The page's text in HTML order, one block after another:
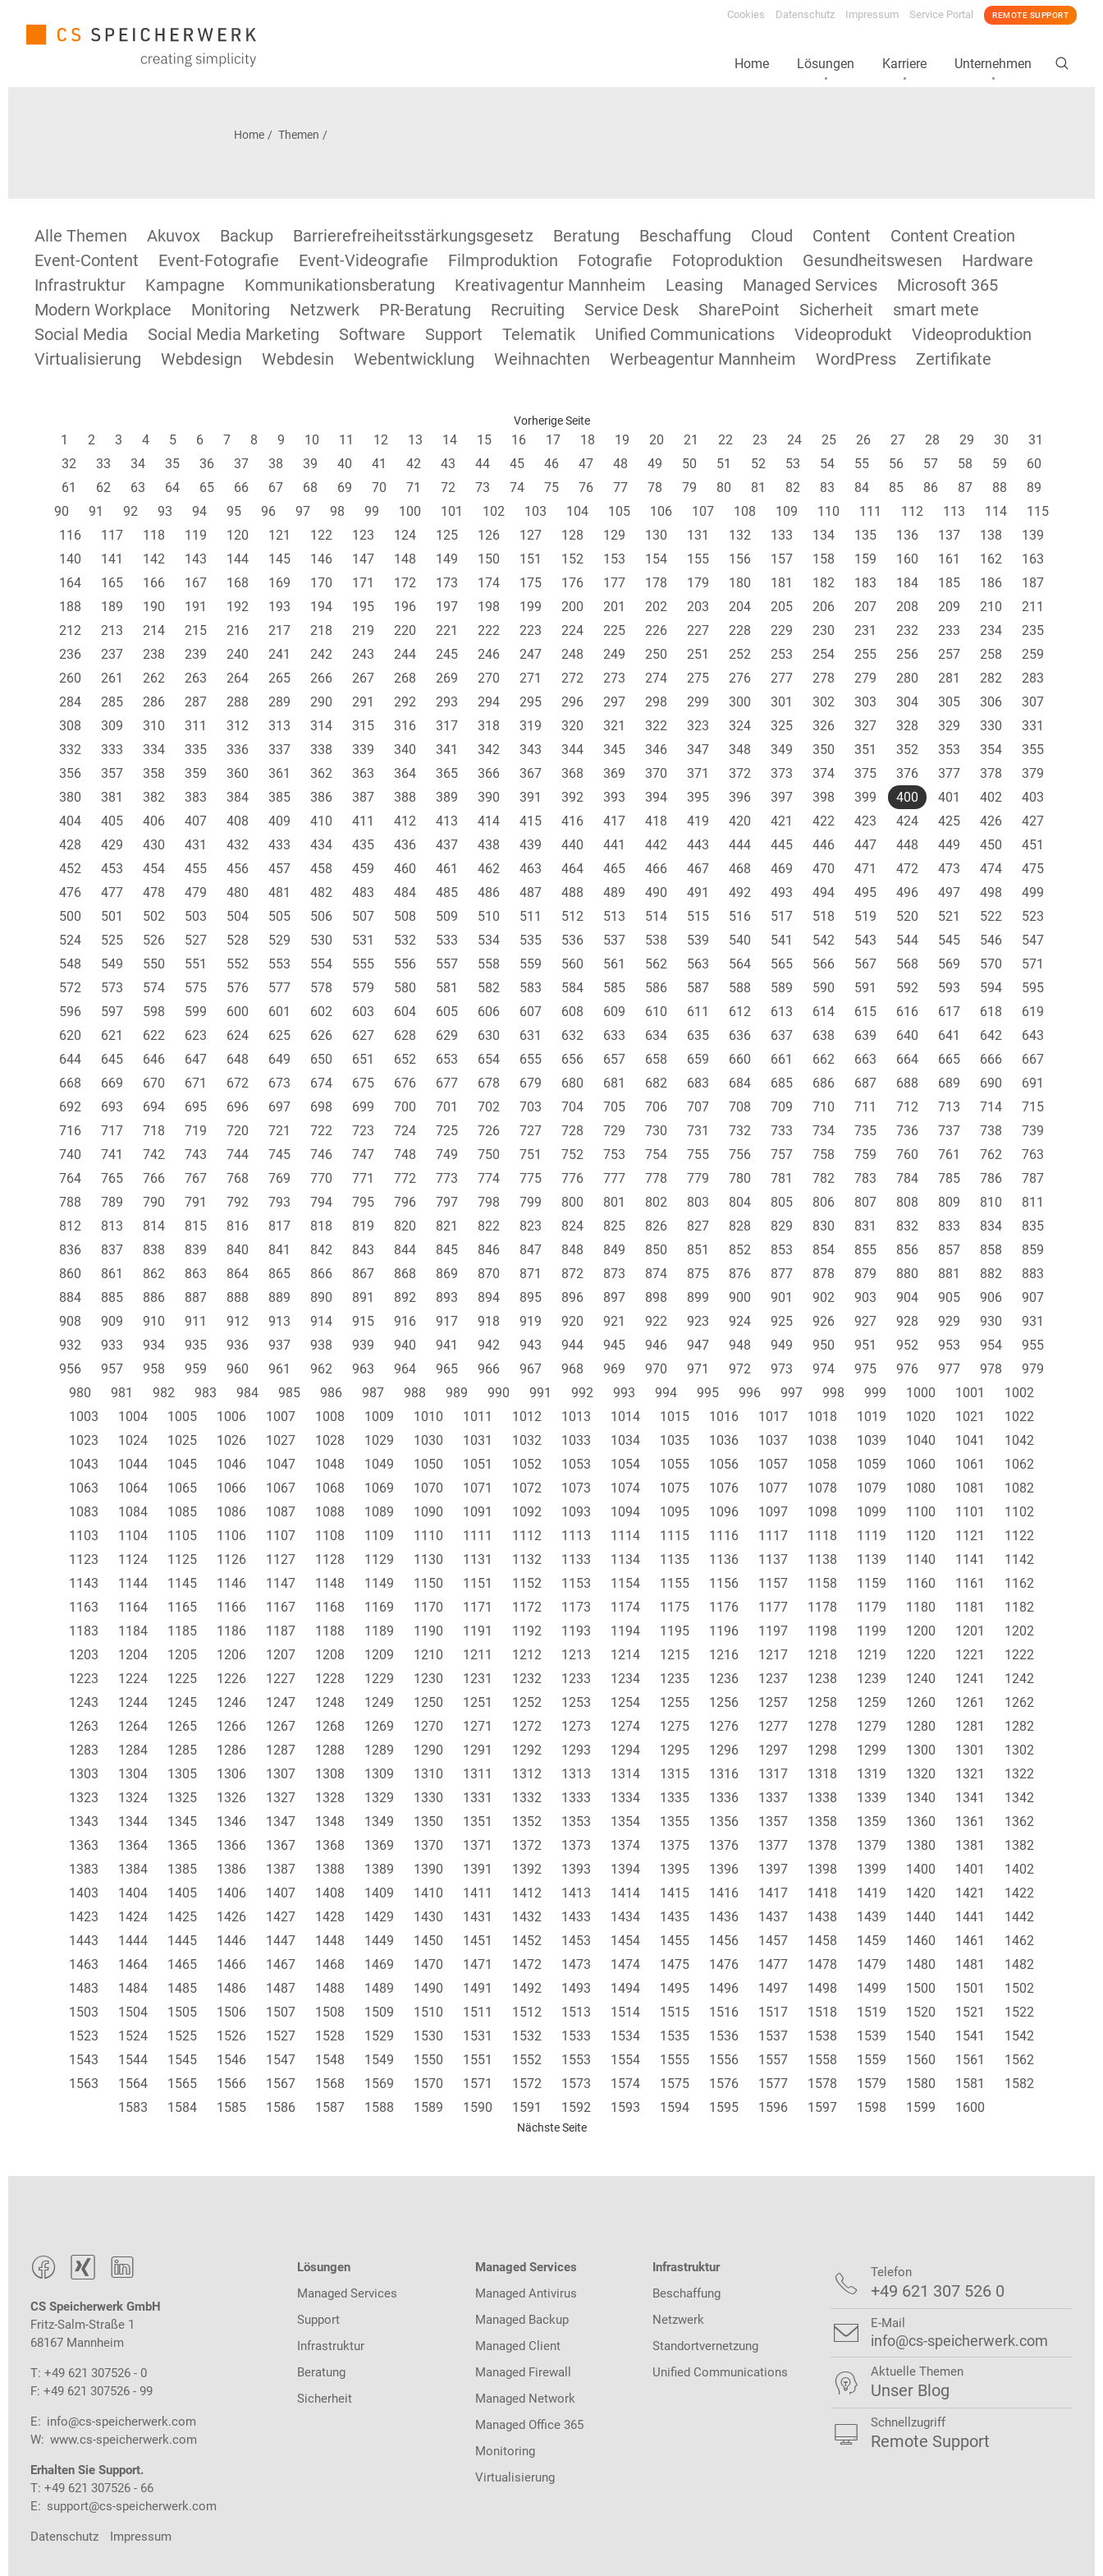
Cookies Datenschutz Impressum Service Portal REMOTE SUPPORT
Home Lösungen Karriere Unternehmen
Home Themen
Alle Themen Akuvox Backup Barrierefreiheitsstärkungsgesetz Beratung Beschaffung Cloud Content
Content Creation
Event-Content
Event-Fotografie Event-Videografie Filmproduktion Fotografie Fotoproduktion Gesundheitswesen
Hardware
Infrastruktur
Kampagne Kommunikationsberatung Kreativagentur Mannheim Leasing Managed Services
Microsoft 365
Modern Workplace
Monitoring Netzwerk PR-Beratung Recruiting Service Desk SharePoint Sicherheit
smart mete
Social Media
Social Media Marketing Software Support Telematik Unified Communications Videoprodukt
Videoproduktion
Virtualisierung
Webdesign Webdesin Webentwicklung Weihnachten Werbeagentur Mannheim WordPress Zertifikate
Vorherige Seite
1 2 3 4 5 6 7 8 9 10 11 12 13 14 15 16 17 18 19 20 21 22 23 24 25 26 27 28 29 30
31
32
33 34 35 36 37 38 39 40 41 42 43 44 45 46 47 48 49 50 51 52 53 54 55 56 57 58 59
60
61
62 63 64 65 66 67 68 69 70 71 72 73 74 75 76 77 78 79 80 81 82 83 84 85 86 87 88
89
90
91 92 93 94 95 96 97 98 99 100 101 102 103 104 105 106 107 108 109 110 111 112 113 114
115
116
117 118 119 120 121 122 123 124 125 126 127 128 129 130 131 132 133 134 135 136 137 138
139
140
141 142 143 144 145 146 147 148 149 150 151 152 153 154 155 156 157 158 159 160 161 162
163
164
165 166 167 168 169 170 171 172 173 174 175 176 177 178 179 180 181 182 183 184 185 186
187
188
189 190 191 192 193 194 195 196 197 198 199 200 201 202 203 204 205 206 207 208 209 210
211
212
213 214 215 216 217 218 219 220 221 222 223 224 225 226 227 228 229 230 231 232 233 234
235
236
237 238 239 240 241 242 243 244 245 246 247 248 249 250 251 252 253 254 255 256 257 258
259
260
261 262 263 264 265 266 267 268 269 270 271 272 273 274 275 276 277 278 279 280 281 282
283
284
285 286 287 288 289 290 291 292 293 294 295 296 297 298 299 300 301 302 303 304 305 306
307
308
309 310 311 312 313 314 315 316 317 318 319 320 321 322 323 324 325 326 327 328 329 330
331
332
333 334 335 336 337 338 339 340 341 342 343 344 345 346 347 348 349 350 351 352 353 354
355
356
357 358 359 360 361 362 363 364 365 366 367 368 369 370 371 372 373 374 375 376 377 378
379
380
381 382 383 384 385 386 387 388 389 390 391 392 393 394 395 396 397 398 399 400 401 402
403
404
405 406 407 408 409 410 411 412 413 414 415 416 417 418 419 420 421 422 423 424 425 426
427
428
429 430 431 432 433 434 435 436 437 438 439 440 441 442 443 444 445 446 447 448 449 450
451
452
453 454 455 456 457 458 459 460 461 462 463 464 465 466 467 468 469 470 471 472 473 474
475
476
477 478 479 480 481 482 483 484 485 486 487 488 489 490 491 492 493 494 495 496 497 498
499
500
501 502 503 504 505 506 507 508 509 510 511 512 513 514 515 516 517 518 519 520 521 522
523
524
525 526 527 528 529 530 531 532 533 534 535 536 537 538 539 540 541 542 543 544 545 546
547
548
549 550 551 552 553 554 555 556 557 558 559 560 561 562 563 564 565 566 567 568 569 570
571
572
573 574 575 576 577 578 579 580 581 582 583 584 585 586 587 588 589 590 591 592 593 594
595
596
597 598 599 600 601 602 603 604 605 606 607 608 609 610 611 612 613 614 615 616 617 618
619
620
621 622 623 624 625 626 627 628 629 630 631 632 633 634 635 636 637 638 639 640 641 642
643
644
645 646 647 648 649 650 651 652 653 654 655 656 657 658 659 660 661 662 663 664 665 666
667
668
669 670 671 672 673 674 675 676 677 678 679 680 681 682 683 684 685 686 687 688 689 690
691
692
693 694 695 696 697 698 699 700 701 702 703 704 705 706 707 708 709 710 711 712 713 714
715
716
717 718 719 720 721 722 723 724 725 726 727 728 729 730 731 732 733 734 735 736 737 738
739
740
741 742 743 744 745 746 747 748 749 750 751 752 753 754 755 756 757 758 759 760 761 762
763
764
765 766 767 768 769 770 771 772 773 774 775 776 777 778 779 780 781 782 783 784 785 786
787
788
789 790 791 792 793 794 795 796 797 798 799 800 801 802 803 804 805 806 807 808 809 810
811
812
813 814 815 816 817 818 819 820 821 822 823 824 825 826 827 828 829 830 831 832 833 834
835
836
837 838 839 840 841 842 843 844 845 846 847 848 849 850 851 852 853 854 855 856 857 858
859
860
861 862 863 864 865 866 867 868 869 870 871 872 873 874 875 876 877 878 879 880 881 882
883
884
885 886 887 888 889 890 891 892 893 894 895 896 897 898 899 900 901 902 903 904 905 906
907
908
909 910 911 912 913 914 915 916 917 918 919 920 921 922 923 924 925 926 927 928 929 930
931
932
933 934 935 936 937 938 939 940 941 942 943 944 945 946 947 948 949 950 951 952 953 954
955
956
957 958 959 960 961 962 963 964 965 966 967 968 969 970 971 972 973 974 975 976 977 978
979
980
981 982 983 984 985 986 987 988 989 990 991 992 993 994 995 996 997 998 999 1000 1001
1002
1003
1004 1005 1006 1007 1008 1009 1010 1011 1012 1013 1014 1015 1016 1017 1018 1019 1020 1021
1022
1023
1024 1025 1026 1027 1028 1029 1030 1031 1032 1033 1034 1035 1036 1037 1038 1039 1040 1041
1042
1043
1044 1045 1046 1047 1048 1049 1050 1051 1052 1053 1054 1055 1056 1057 1058 1059 1060 1061
1062
1063
1064 1065 1066 1067 1068 1069 1070 1071 1072 1073 1074 1075 1076 1077 1078 1079 1080 1081
1082
1083
1084 1085 1086 1087 1088 1089 1090 1091 1092 1093 1094 1095 1096 1097 1098 1099 1100 1101
1102
1103
1104 1105 1106 1107 1108 1109 1110 1111 1112 1113 1114 1115 1116 1117 1118 1119 1120 1121
1122
1123
1124 1125 1126 1127 1128 1129 1130 1131 1132 1133 1134 1135 1136 1137 1138 1139 1140 1141
1142
1143
1144 1145 1146 1147 1148 1149 1150 1151 1152 1153 1154 1155 1156 1157 1158 1159 1160 1161
1162
1163
1164 1165 1166 1167 1168 1169 1170 1171 1172 1173 1174 1175 1176 1177 1178 1179 1180 1181
1182
1183
1184 1185 1186 1187 1188 1189 1190 1191 1192 1193 1194 1195 1196 1197 1198 1199 1200 1201
1202
1203
1204 1205 1206 1207 1208 1209 1210 1211 1212 1213 1214 1215 1216 1217 1218 1219 1220 1221
1222
1223
1224 1225 1226 1227 1228 1229 1230 1231 1232 1233 1234 1235 1236 1237 1238 1239 1240 1241
1242
1243
1244 1245 1246 1247 1248 1249 1250 1251 1252 1253 1254 1255 1256 1257 1258 1259 1260 1261
1262
1263
1264 1265 1266 1267 1268 1269 1270 1271 1272 1273 1274 1275 1276 1277 1278 1279 1280 1281
1282
1283
1284 1285 1286 1287 1288 1289 1290 1291 1292 1293 1294 1295 1296 1297 1298 1299 1300 1301
1302
1303
1304 1305 1306 1307 1308 1309 1310 1311 1312 1313 1314 1315 1316 1317 1318 1319 1320 1321
1322
1323
1324 1325 1326 1327 1328 1329 1330 1331 1332 1333 1334 1335 1336 1337 1338 1339 1340 1341
1342
1343
1344 1345 1346 1347 1348 1349 1350 1351 1352 1353 1354 1355 1356 1357 1358 1359 1360 1361
1362
1363
1364 1365 1366 1367 1368 1369 1370 1371 1372 1373 1374 1375 1376 1377 1378 1379 1380 1381
1382
1383
1384 1385 1386 1387 1388 1389 1390 1391 1392 1393 1394 1395 1396 1397 1398 1399 1400 1401
1402
1403
1404 1405 1406 1407 1408 1409 1410 1411 1412 1413 1414 1415 1416 1417 1418 1419 1420 1421
1422
1423
1424 1425 1426 1427 1428 1429 1430 1431 1432 1433 1434 1435 1436 1437 1438 1439 1440 1441
1442
1443
1444 1445 1446 1447 1448 1449 1450 1451 1452 1453 1454 1455 1456 1457 1458 1459 1460 1461
1462
1463
1464 1465 1466 1467 1468 1469 1470 1471 1472 1473 1474 1475 1476 1477 1478 1479 1480 1481
1482
1483
1484 1485 1486 1487 1488 1489 1490 1491 1492 1493 1494 1495 1496 1497 1498 1499 1500 1501
1502
1503
1504 1505 1506 1507 1508 1509 1510 1511 1512 1513 1514 1515 1516 1517 1518 1519 1520 1521
1522
1523
1524 1525 1526 1527 1528 1529 1530 1531 1532 1533 1534 1535 1536 1537 1538 1539 1540 1541
1542
1543
1544 1545 1546 1547 1548 1549 1550 1551 1552 1553 1554 1555 1556 1557 1558 1559 1560 1561
1562
1563
1564 1565 1566 1567 1568 1569 1570 1571 1572 1573 1574 1575 1576 1577 1578 1579 1580 1581
1582
1583
1584 1585 1586 1587 1588 1589 1590 1591 1592 1593 1594 1595 1596 1597 1598 1599 1600
Nächste Seite
  
CS Speicherwerk GmbH
Fritz-Salm-Straße 1
68167 Mannheim
T: +49 621 307526 - 0
F: +49 621 307526 - 99
E: info@cs-speicherwerk.com
W: www.cs-speicherwerk.com
Erhalten Sie Support.
T: +49 621 307526 - 66
E: support@cs-speicherwerk.com
Datenschutz Impressum
Lösungen
Managed Services
Support
Infrastruktur
Beratung
Sicherheit
Managed Services
Managed Antivirus
Managed Backup
Managed Client
Managed Firewall
Managed Network
Managed Office 365
Monitoring
Virtualisierung
Infrastruktur
Beschaffung
Netzwerk
Standortvernetzung
Unified Communications
 Telefon
+49 621 307 526 0
 E-Mail
info@cs-speicherwerk.com
 Aktuelle Themen
Unser Blog
 Schnellzugriff
Remote Support